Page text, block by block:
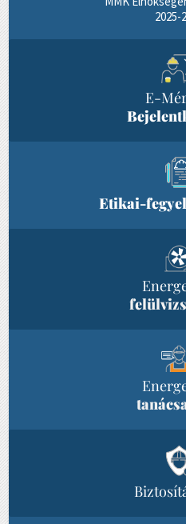
2025-
E-
Etikai-